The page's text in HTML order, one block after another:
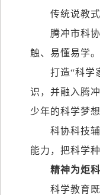
传统说教
腾冲市科
触、易懂易学。
打造“科学
识，并融入腾
少年的科学梦想
科协科技
能力，把科学
精神为炬
科学教育